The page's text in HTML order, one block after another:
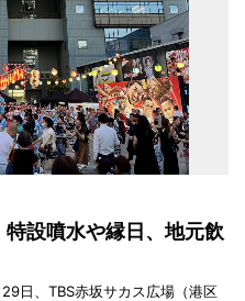
設噴水や縁日、地元飲
日、TBS赤坂サカス広場（港区